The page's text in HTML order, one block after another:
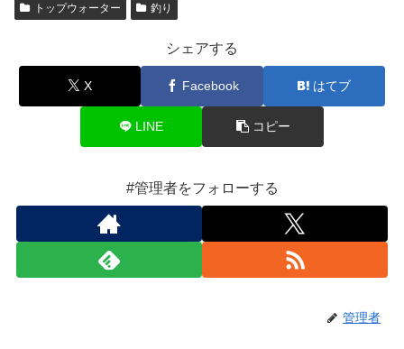
トップウォーター 釣り
シェアする
X Facebook はてブ
LINE コピー
#管理者をフォローする
管理者